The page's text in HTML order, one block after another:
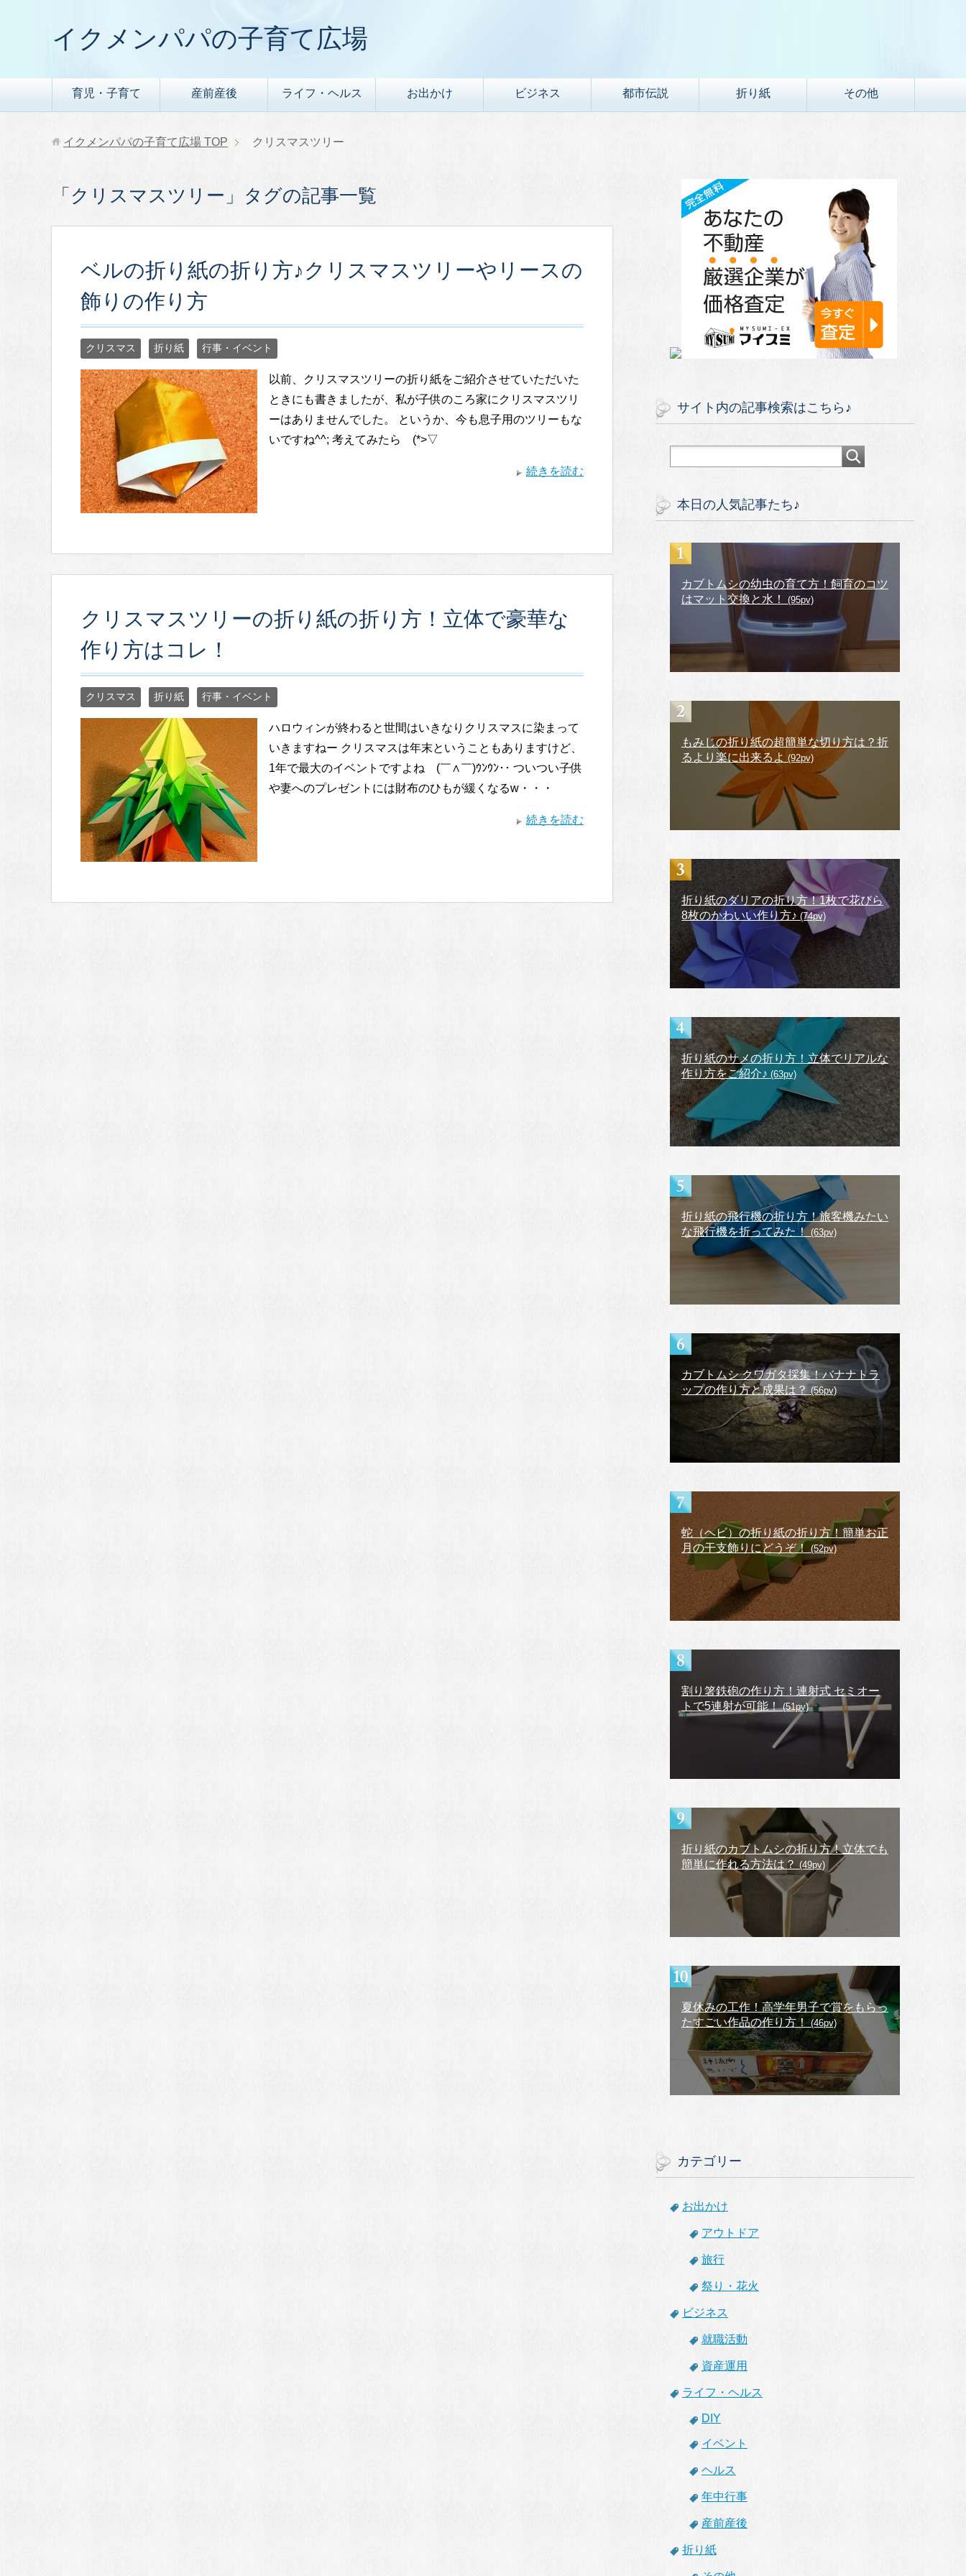
イクメンパパの子育て広場
育児・子育て 産前産後 ライフ・ヘルス お出かけ ビジネス 都市伝説 折り紙 その他
イクメンパパの子育て広場 TOP クリスマスツリー
「クリスマスツリー」タグの記事一覧
ベルの折り紙の折り方♪クリスマスツリーやリースの
飾りの作り方
クリスマス 折り紙 行事・イベント
以前、クリスマスツリーの折り紙をご紹介させていただいた
ときにも書きましたが、私が子供のころ家にクリスマスツリ
ーはありませんでした。 というか、今も息子用のツリーもな
いですね^^; 考えてみたら (*>▽
続きを読む
クリスマスツリーの折り紙の折り方！立体で豪華な
作り方はコレ！
クリスマス 折り紙 行事・イベント
ハロウィンが終わると世間はいきなりクリスマスに染まって
いきますねー クリスマスは年末ということもありますけど、
1年で最大のイベントですよね (￣∧￣)ｳﾝｳﾝ･･ ついつい子供
や妻へのプレゼントには財布のひもが緩くなるw・・・
続きを読む
サイト内の記事検索はこちら♪
本日の人気記事たち♪
カブトムシの幼虫の育て方！飼育のコツ
はマット交換と水！
(95pv)
もみじの折り紙の超簡単な切り方は？折
るより楽に出来るよ (92pv)
折り紙のダリアの折り方！1枚で花びら
8枚のかわいい作り方♪ (74pv)
折り紙のサメの折り方！立体でリアルな
作り方をご紹介♪ (63pv)
折り紙の飛行機の折り方！旅客機みたい
な飛行機を折ってみた！ (63pv)
カブトムシ クワガタ採集！バナナトラ
ップの作り方と成果は？ (56pv)
蛇（ヘビ）の折り紙の折り方！簡単お正
月の干支飾りにどうぞ！ (52pv)
割り箸鉄砲の作り方！連射式 セミオー
トで5連射が可能！(51pv)
折り紙のカブトムシの折り方！立体でも
簡単に作れる方法は？ (49pv)
夏休みの工作！高学年男子で賞をもらっ
たすごい作品の作り方！(46pv)
カテゴリー
お出かけ
アウトドア
旅行
祭り・花火
ビジネス
就職活動
資産運用
ライフ・ヘルス
DIY
イベント
ヘルス
年中行事
産前産後
折り紙